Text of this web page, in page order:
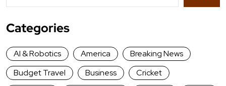
Categories
AI & Robotics America
Breaking News
Budget Travel
Business
Cricket